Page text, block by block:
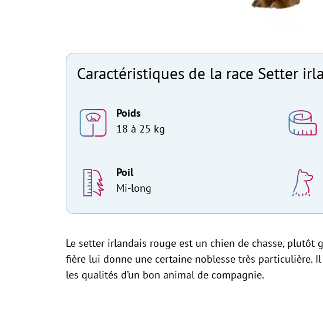
Caractéristiques de la race Setter
Poids
18 à 25 kg
Poil
Mi-long
Le setter irlandais rouge est un chien de chasse, plutôt
fière lui donne une certaine noblesse très particulière.
les qualités d’un bon animal de compagnie.